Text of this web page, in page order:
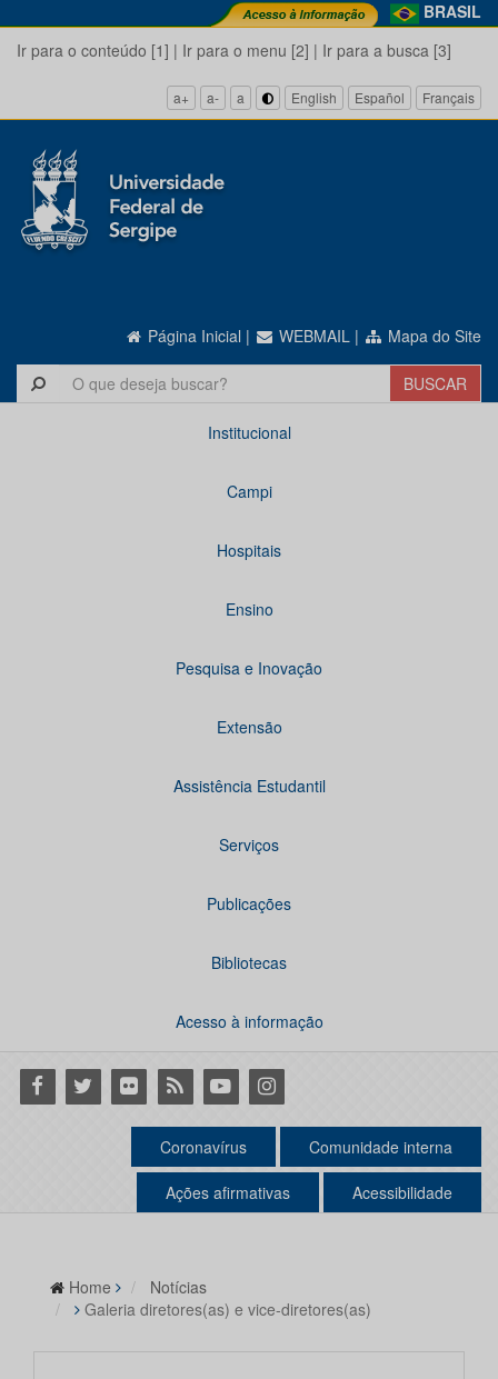
BRASIL
Ir para o conteúdo [1] | Ir para o menu [2] | Ir para a busca [3]
a+ a- a English Español Français
Página Inicial | WEBMAIL | Mapa do Site
Institucional
Campi
Hospitais
Ensino
Pesquisa e Inovação
Extensão
Assistência Estudantil
Serviços
Publicações
Bibliotecas
Acesso à informação
Facebook
Twitter Flickr RSS YoutubeInstagram
Coronavírus Comunidade interna
Ações afirmativas Acessibilidade
Home
Notícias
Galeria diretores(as) e vice-diretores(as)